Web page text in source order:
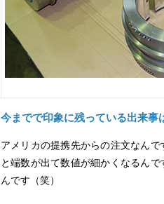
今までで印象に残っている出来事
アメリカの提携先からの注文なん
と端数が出て数値が細かくなるん
んです（笑）